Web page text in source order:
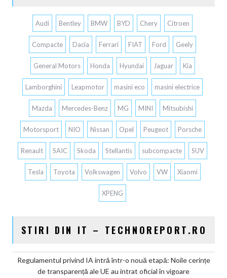
Audi Bentley BMW BYD Chery Citroen
Compacte Dacia Ferrari FIAT Ford Geely
General Motors Honda Hyundai Jaguar Kia
Lamborghini Leapmotor masini eco masini electrice
Mazda Mercedes-Benz MG MINI Mitsubishi
Motorsport NIO Nissan Opel Peugeot Porsche
Renault SAIC Skoda Stellantis subcompacte SUV
Tesla Toyota Volkswagen Volvo VW Xiaomi
XPENG
STIRI DIN IT – TECHNOREPORT.RO
Regulamentul privind IA intră într-o nouă etapă: Noile cerințe
de transparență ale UE au intrat oficial în vigoare